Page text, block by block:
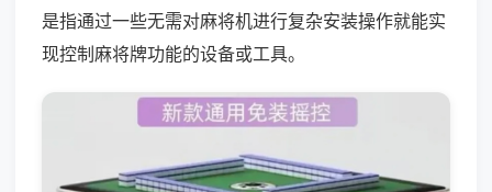
是指通过一些无需对麻将机进行复杂安装操作就能实
现控制麻将牌功能的设备或工具。